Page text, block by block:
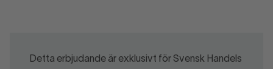
Detta erbjudande är exklusivt för Svensk Handels